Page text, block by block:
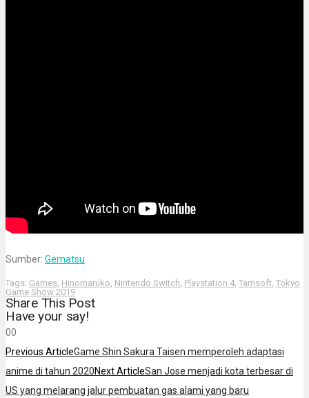
Sumber: Gematsu
Tags: Games, Hinomaruko, Nintendo Switch, Playstation 4, Tamsoft, Tokyo
Game Show 2019
Share This Post
Have your say!
00
Previous ArticleGame Shin Sakura Taisen memperoleh adaptasi
anime di tahun 2020Next ArticleSan Jose menjadi kota terbesar di
US yang melarang jalur pembuatan gas alami yang baru